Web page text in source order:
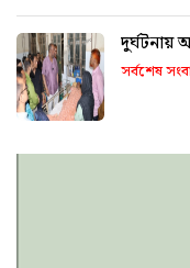
দুর্ঘটনায়
সর্বশেষ